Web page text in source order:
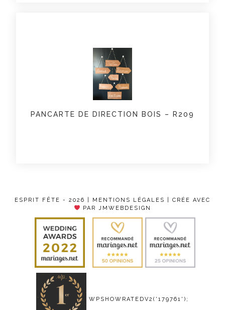
PANCARTE DE DIRECTION BOIS – R209
ESPRIT FÊTE - 2026 | MENTIONS LÉGALES
| CRÉE AVEC
PAR JMWEBDESIGN
WPSHOWRATEDV2('179761');